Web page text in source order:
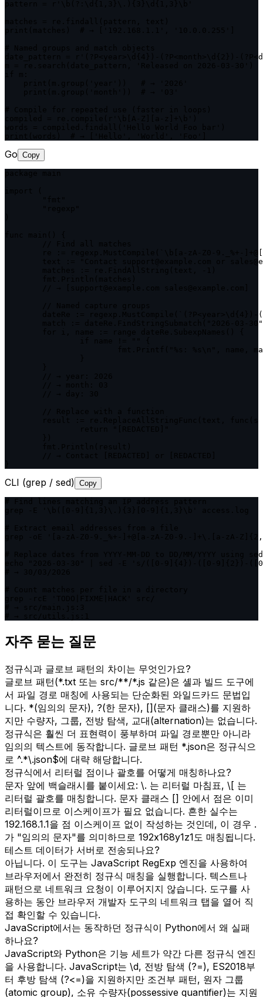
date_pattern = r'(?P<year>\d{4})-(?P<month>\d{2})-
Go Copy
CLI (grep / sed) Copy
grep -oE '[a-zA-Z0-9._%+-]+@[a-zA-Z0-9.-]+\.[a-zA-
# Replace dates from YYYY-MM-DD to DD/MM/YYYY using sed
echo "2026-03-30" | sed -E 's/([0-9]{4})-([0-
자주 묻는 질문
정규식과 글로브 패턴의 차이는 무엇인가요?
글로브 패턴(*.txt 또는 src/**/*.js 같은)은 셸과 빌드 도구에
서 파일 경로 매칭에 사용되는 단순화된 와일드카드 문법입
니다. *(임의의 문자), ?(한 문자), [](문자 클래스)를 지원하
지만 수량자, 그룹, 전방 탐색, 교대(alternation)는 없습니다.
정규식은 훨씬 더 표현력이 풍부하며 파일 경로뿐만 아니라
임의의 텍스트에 동작합니다. 글로브 패턴 *.json은 정규식으
로 ^.*\.json$에 대략 해당합니다.
정규식에서 리터럴 점이나 괄호를 어떻게 매칭하나요?
문자 앞에 백슬래시를 붙이세요: \. 는 리터럴 마침표, \[ 는
리터럴 괄호를 매칭합니다. 문자 클래스 [] 안에서 점은 이미
리터럴이므로 이스케이프가 필요 없습니다. 흔한 실수는
192.168.1.1을 점 이스케이프 없이 작성하는 것인데, 이 경우 .
가 "임의의 문자"를 의미하므로 192x168y1z1도 매칭됩니다.
테스트 데이터가 서버로 전송되나요?
아닙니다. 이 도구는 JavaScript RegExp 엔진을 사용하여
브라우저에서 완전히 정규식 매칭을 실행합니다. 텍스트나
패턴으로 네트워크 요청이 이루어지지 않습니다. 도구를 사
용하는 동안 브라우저 개발자 도구의 네트워크 탭을 열어 직
접 확인할 수 있습니다.
JavaScript에서는 동작하던 정규식이 Python에서 왜 실패
하나요?
JavaScript와 Python은 기능 세트가 약간 다른 정규식 엔진
을 사용합니다. JavaScript는 \d, 전방 탐색 (?=), ES2018부
터 후방 탐색 (?<=)을 지원하지만 조건부 패턴, 원자 그룹
(atomic group), 소유 수량자(possessive quantifier)는 지원